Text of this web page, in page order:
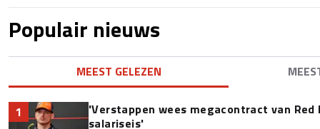
Populair nieuws
MEEST GELEZEN
1
'Verstappen wees megacontract van
salariseis'